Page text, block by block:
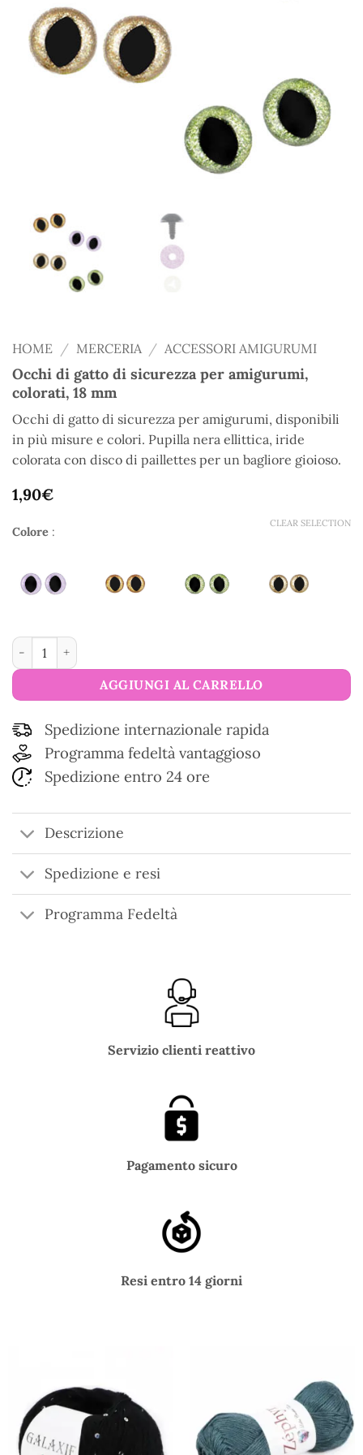
HOME / MERCERIA / ACCESSORI AMIGURUMI
Occhi di gatto di sicurezza per amigurumi,
colorati, 18 mm
Occhi di gatto di sicurezza per amigurumi, disponibili
in più misure e colori. Pupilla nera ellittica, iride
colorata con disco di paillettes per un bagliore gioioso.
1,90€
Colore :
CLEAR SELECTION
Occhi di gatto di sicurezza per amigurumi, colorati, 18 mm
AGGIUNGI AL CARRELLO
Spedizione internazionale rapida
Programma fedeltà vantaggioso
Spedizione entro 24 ore
Descrizione
Spedizione e resi
Programma Fedeltà
Servizio clienti reattivo
Pagamento sicuro
Resi entro 14 giorni